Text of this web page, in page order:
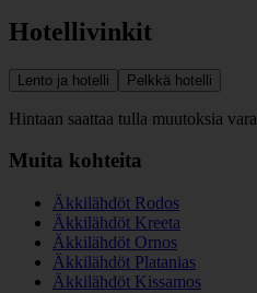
Hotellivinkit
Lento ja hotelli Pelkkä hotelli
Hintaan saattaa tulla muutoksia
Muita kohteita
Äkkilähdöt Rodos
Äkkilähdöt Kreeta
Äkkilähdöt Ornos
Äkkilähdöt Platanias
Äkkilähdöt Kissamos